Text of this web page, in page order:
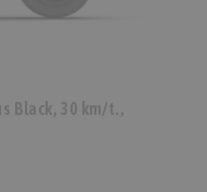
Black, 30 km/t.,